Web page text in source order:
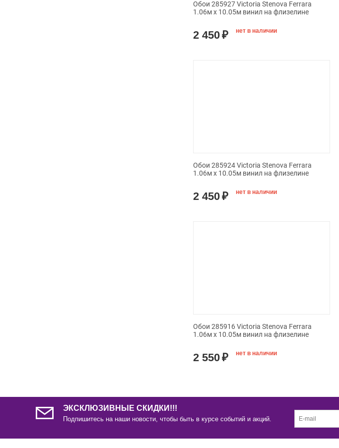
Обои 285927 Victoria Stenova Ferrara
1.06м x 10.05м винил на флизелине
2 450₽ нет в наличии
Обои 285924 Victoria Stenova Ferrara
1.06м x 10.05м винил на флизелине
2 450₽ нет в наличии
Обои 285916 Victoria Stenova Ferrara
1.06м x 10.05м винил на флизелине
2 550₽ нет в наличии
ЭКСКЛЮЗИВНЫЕ СКИДКИ!!!
Подпишитесь на наши новости, чтобы быть в курсе событий и акций.